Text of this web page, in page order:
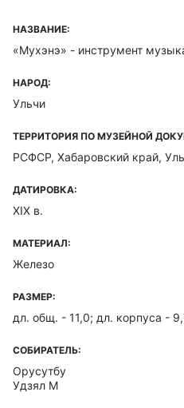
НАЗВАНИЕ:
«Мухэнэ» - инструмент
НАРОД:
Ульчи
ТЕРРИТОРИЯ ПО МУЗЕЙНОЙ
РСФСР, Хабаровский край,
ДАТИРОВКА:
XIX в.
МАТЕРИАЛ:
Железо
РАЗМЕР:
дл. общ. - 11,0; дл. корпуса -
СОБИРАТЕЛЬ:
Орусутбу
Удзял М